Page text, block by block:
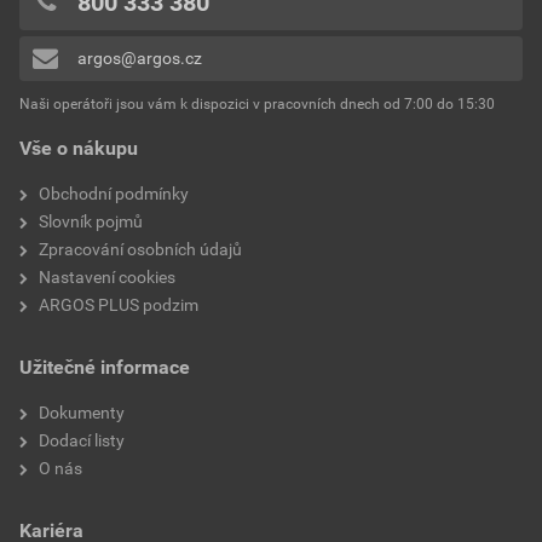
Přidávat hodnocení může pouze přihlášený uživatel.
Vše o nákupu
Obchodní podmínky
Slovník pojmů
Zpracování osobních údajů
Nastavení cookies
ARGOS PLUS podzim
Užitečné informace
Dokumenty
Dodací listy
O nás
Kariéra
argos@argos.cz
Naši operátoři jsou vám k dispozici v pracovních dnech od 7:00 do 15:30